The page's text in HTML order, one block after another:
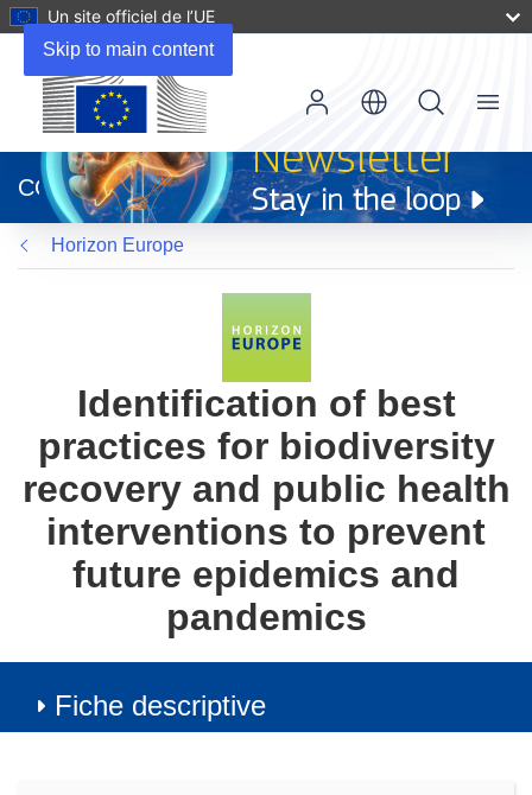
Skip to main content
Un site officiel de l’UE
dans
une
nouvelle
fenêtre)
CORDIS
Menu
Horizon Europe
Identification of best
practices for biodiversity
recovery and public health
interventions to prevent
future epidemics and
pandemics
Fiche descriptive